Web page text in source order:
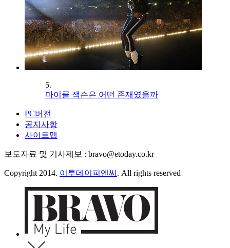
5.
마이클 잭슨은 어떤 존재였을까
PC버전
공지사항
사이트맵
보도자료 및 기사제보 : bravo@etoday.co.kr
Copyright 2014. 이투데이피엔씨 . All rights reserved